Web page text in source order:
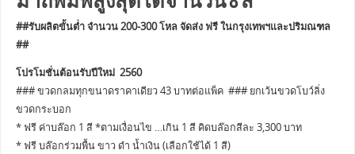
##รับผลิตขั้นต่ำ จำนวน 200-300 โหล จัดส่ง ฟรี ในกรุงเทพฯและปริมณฑล
##
โปรโมชั่นต้อนรับปีใหม่ 2560
### ขวดกลมทุกขนาดราคาเดียว 43 บาทต่อแพ็ค ### ยกเว้นขวดโบว์ลิ่ง
ขวดกระบอก
* ฟรี ค่าบล๊อก 1 สี *ตามเงื่อนไข …เกิน 1 สี คิดบล๊อกสีละ 3,300 บาท
* ฟรี บล๊อกร่วมพื้น ขาว ดำ น้ำเงิน (เลือกใช้ได้ 1 สี)